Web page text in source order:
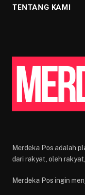
TENTANG KAMI
Merdeka Pos adalah
dari rakyat, oleh
Merdeka Pos ingin